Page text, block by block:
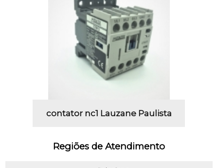
contator nc1 Lauzane Paulista
Regiões de Atendimento